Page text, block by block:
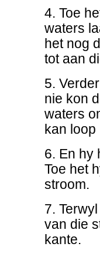
4. Toe
waters
het nog
tot aan
5.
nie kon
waters
kan loop
6. En hy
Toe het
stroom.
7.
van die
kante.